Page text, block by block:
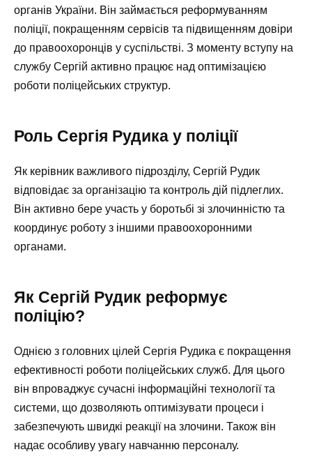
органів України. Він займається реформуванням
поліції, покращенням сервісів та підвищенням довіри
до правоохоронців у суспільстві. З моменту вступу на
службу Сергій активно працює над оптимізацією
роботи поліцейських структур.
Роль Сергія Рудика у поліції
Як керівник важливого підрозділу, Сергій Рудик
відповідає за організацію та контроль дій підлеглих.
Він активно бере участь у боротьбі зі злочинністю та
координує роботу з іншими правоохоронними
органами.
Як Сергій Рудик реформує
поліцію?
Однією з головних цілей Сергія Рудика є покращення
ефективності роботи поліцейських служб. Для цього
він впроваджує сучасні інформаційні технології та
системи, що дозволяють оптимізувати процеси і
забезпечують швидкі реакції на злочини. Також він
надає особливу увагу навчанню персоналу.